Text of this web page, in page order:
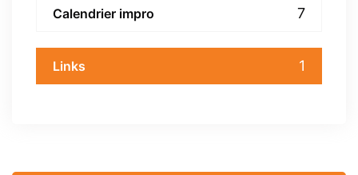
Calendrier impro 7
Links 1